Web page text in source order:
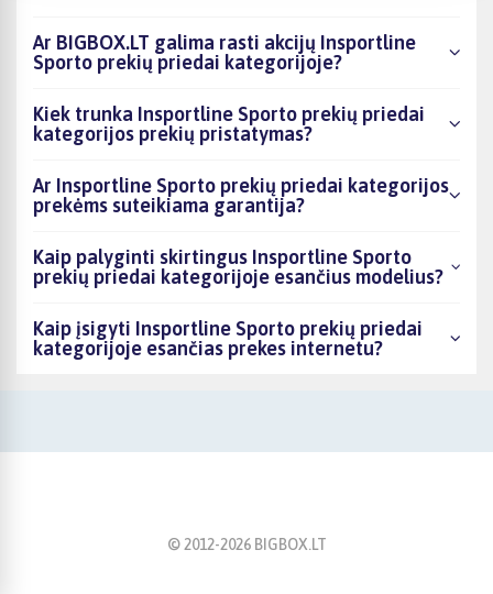
Ar BIGBOX.LT galima rasti akcijų Insportline
Sporto prekių priedai kategorijoje?
Kiek trunka Insportline Sporto prekių priedai
kategorijos prekių pristatymas?
Ar Insportline Sporto prekių priedai kategorijos
prekėms suteikiama garantija?
Kaip palyginti skirtingus Insportline Sporto
prekių priedai kategorijoje esančius modelius?
Kaip įsigyti Insportline Sporto prekių priedai
kategorijoje esančias prekes internetu?
© 2012-2026BIGBOX.LT